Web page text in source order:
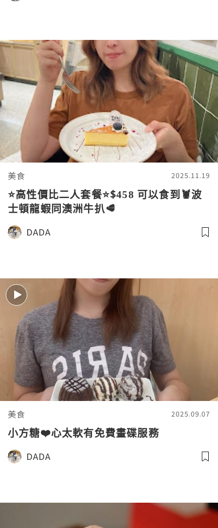
美食 2025.11.19
⭐高性價比二人套餐⭐$458 可以食到🦞波
士頓龍蝦同澳洲牛扒🥩
DADA
美食 2025.09.07
小方糖❤️心太軟有免費畫碟服務
DADA